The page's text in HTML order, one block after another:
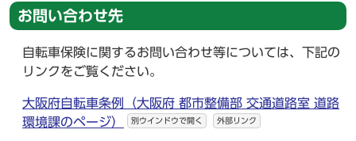
お問い合わせ先
自転車保険に関するお問い合わせ等については、下記の
リンクをご覧ください。
大阪府自転車条例（大阪府 都市整備部 交通道路室 道路
環境課のページ）
別ウインドウで開く 外部リンク